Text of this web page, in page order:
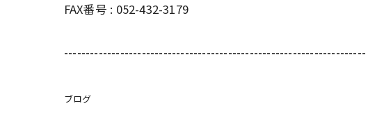
FAX番号 : 052-432-3179
----------------------------------------------------------------------
ブログ